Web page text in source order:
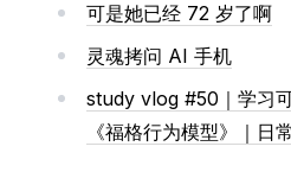
可是她已经 72 岁了啊
灵魂拷问 AI 手机
study vlog #50｜学习
《福格行为模型》｜日